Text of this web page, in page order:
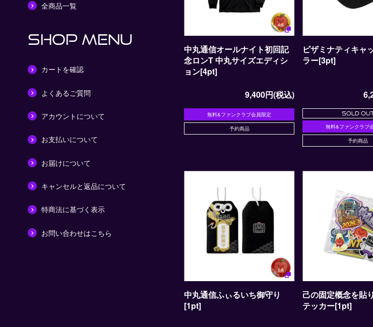
全商品一覧
SHOP MENU
カートを確認
よくあるご質問
アカウントについて
お支払いについて
お届けについて
キャンセルと返品について
特商法に基づく表示
お問い合わせはこちら
中丸通信オールナイト初回記
念ロンT 中丸サイズエディシ
ョン[4pt]
9,400円(税込)
無料&ファンクラブ会員限定
予約商品
ピザミナティキ
ラー[3pt]
SOLD
無料&ファンクラブ
予約商品
中丸通信ふぃるいち御守り
[1pt]
己の固定概念を貼
テッカー[1pt]